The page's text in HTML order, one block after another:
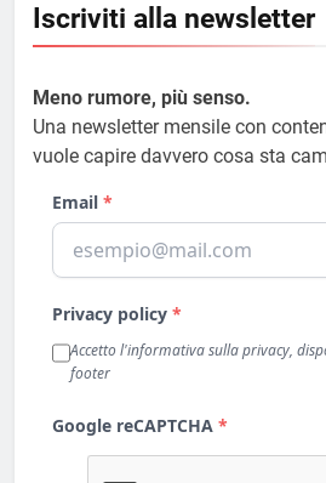
Iscriviti alla newsletter
Meno rumore, più senso.
Una newsletter mensile con
vuole capire davvero cosa sta